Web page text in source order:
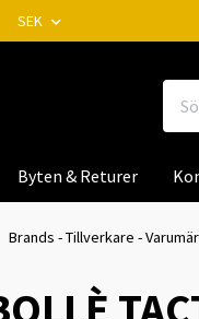
SEK
Byten & Returer
Brands - Tillverkare -